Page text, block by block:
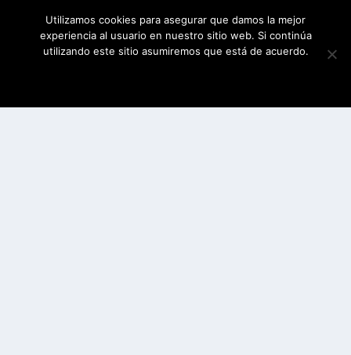
Utilizamos cookies para asegurar que damos la mejor
experiencia al usuario en nuestro sitio web. Si continúa
utilizando este sitio asumiremos que está de acuerdo.